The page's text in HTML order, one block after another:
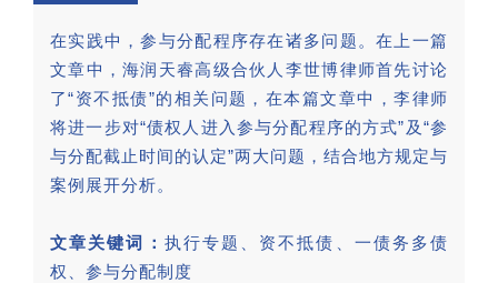
在实践中，参与分配程序存在诸多问题。在上一篇
文章中，海润天睿高级合伙人李世博律师首先讨论
了“资不抵债”的相关问题，在本篇文章中，李律师
将进一步对“债权人进入参与分配程序的方式”及“参
与分配截止时间的认定”两大问题，结合地方规定与
案例展开分析。
文章关键词： 执行专题、资不抵债、一债务多债
权、参与分配制度